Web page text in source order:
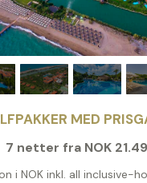
MED
7 netter fra NOK
i NOK inkl. all inclusive-